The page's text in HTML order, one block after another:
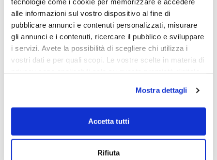
alle informazioni sul vostro dispositivo al fine di
pubblicare annunci e contenuti personalizzati, misurare
gli annunci e i contenuti, ricercare il pubblico e sviluppare
i servizi. Avete la possibilità di scegliere chi utilizza i
vostri dati e per quali scopi. Le vostre scelte in materia di
modificare o revocare il proprio consenso in qualsiasi
momento dalla Dichiarazione sui cookie o facendo clic
sull'icona di attivazione della privacy.
Con il tuo consenso, vorremmo anche:
raccogliere informazioni sulla tua posizione
Mostra dettagli
Accetta tutti
Rifiuta
VÊTEMENTS CALLEA DESIGN
€ 78,00 € 66,30
DIENNEA 13-014 CALLEA
DESIGN
€ 59,00 € 50,15